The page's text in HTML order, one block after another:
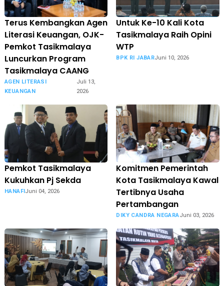
Terus Kembangkan Agen
Literasi Keuangan, OJK-
Pemkot Tasikmalaya
Luncurkan Program
Tasikmalaya CAANG
AGEN LITERASI
KEUANGAN
Juli 13,
2026
Untuk Ke-10 Kali Kota
Tasikmalaya Raih Opini
WTP
BPK RI JABARJuni 10, 2026
Pemkot Tasikmalaya
Kukuhkan Pj Sekda
HANAFI Juni 04, 2026
Komitmen Pemerintah
Kota Tasikmalaya Kawal
Tertibnya Usaha
Pertambangan
DIKY CANDRA NEGARAJuni 03, 2026